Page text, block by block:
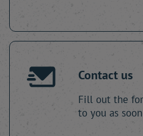
Contact us
Fill out the
to you as